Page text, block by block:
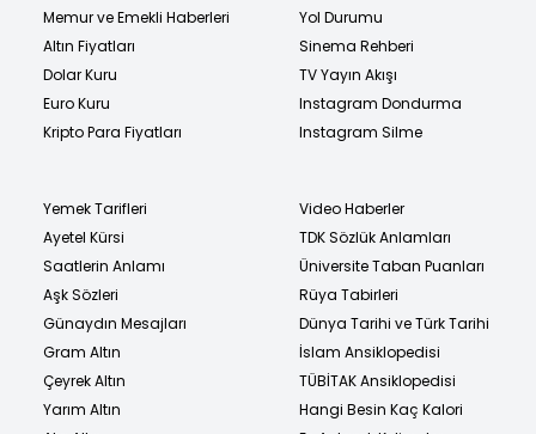
Memur ve Emekli Haberleri
Altın Fiyatları
Dolar Kuru
Euro Kuru
Kripto Para Fiyatları
Yol Durumu
Sinema Rehberi
TV Yayın Akışı
Instagram Dondurma
Instagram Silme
Yemek Tarifleri
Ayetel Kürsi
Saatlerin Anlamı
Aşk Sözleri
Günaydın Mesajları
Gram Altın
Çeyrek Altın
Yarım Altın
Video Haberler
TDK Sözlük Anlamları
Üniversite Taban Puanları
Rüya Tabirleri
Dünya Tarihi ve Türk Tarihi
İslam Ansiklopedisi
TÜBİTAK Ansiklopedisi
Hangi Besin Kaç Kalori